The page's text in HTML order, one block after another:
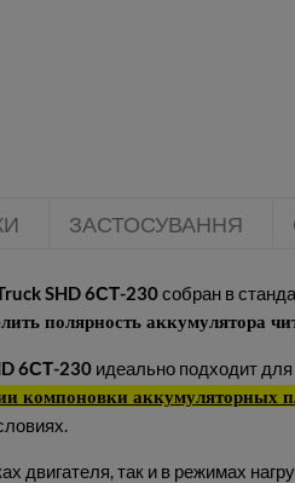
ЗАСТОСУВАННЯ
SHD 6СТ-230собран в
полярность аккумулятора
6СТ-230идеально подходит для
компоновки аккумуляторных
двигателя, так и в режимах